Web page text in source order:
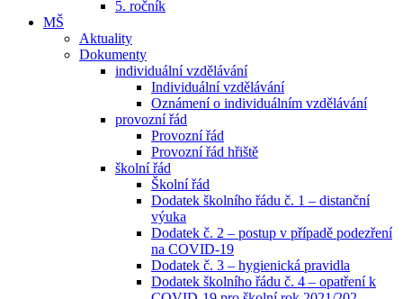
5. ročník
MŠ
Aktuality
Dokumenty
individuální vzdělávání
Individuální vzdělávání
Oznámení o individuálním vzdělávání
provozní řád
Provozní řád
Provozní řád hřiště
školní řád
Školní řád
Dodatek školního řádu č. 1 – distanční
výuka
Dodatek č. 2 – postup v případě podezření
na COVID-19
Dodatek č. 3 – hygienická pravidla
Dodatek školního řádu č. 4 – opatření k